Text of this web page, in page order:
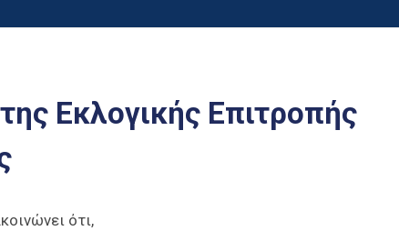
Εκλογικής Επιτροπής
ότι,